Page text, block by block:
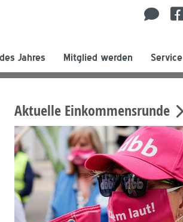
Jahres Mitglied werden Service
Aktuelle Einkommensrunde